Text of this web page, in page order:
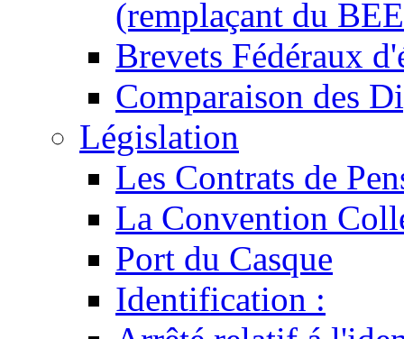
(remplaçant du
Brevets Fédéraux
Comparaison des
Législation
Les Contrats de
La Convention
Port du Casque
Identification :